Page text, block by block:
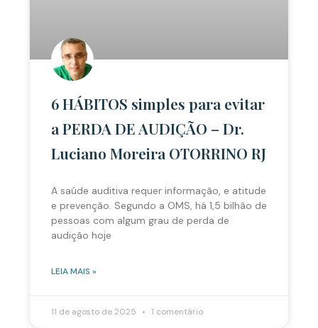
6 HÁBITOS simples para evitar
a PERDA DE AUDIÇÃO – Dr.
Luciano Moreira OTORRINO RJ
A saúde auditiva requer informação, e atitude
e prevenção. Segundo a OMS, há 1,5 bilhão de
pessoas com algum grau de perda de
audição hoje
LEIA MAIS »
11 de agosto de 2025 1 comentário